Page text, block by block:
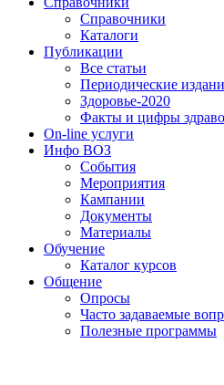
Справочники
Каталоги
Публикации
Все статьи
Периодические
Здоровье-2020
Факты и цифры
On-line услуги
Инфо ВОЗ
События
Мероприятия
Кампании
Документы
Материалы
Обучение
Каталог курсов
Общение
Опросы
Часто задаваемые
Полезные программы